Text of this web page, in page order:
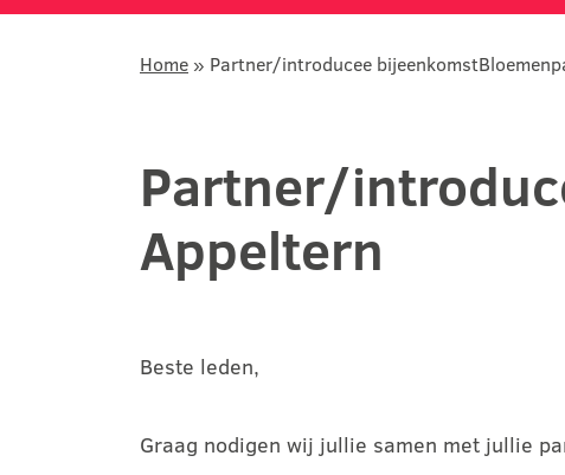
Home » Partner/introducee
Partner/
Appeltern
Beste leden,
Graag nodigen wij jullie samen met jullie